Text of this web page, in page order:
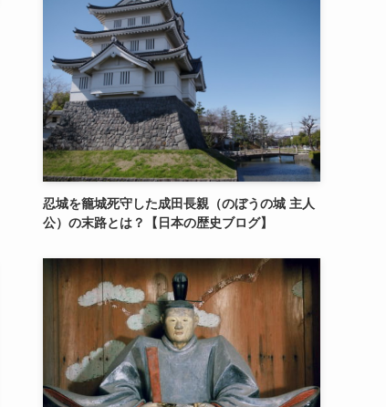
忍城を籠城死守した成田長親（のぼうの城 主人
公）の末路とは？【日本の歴史ブログ】